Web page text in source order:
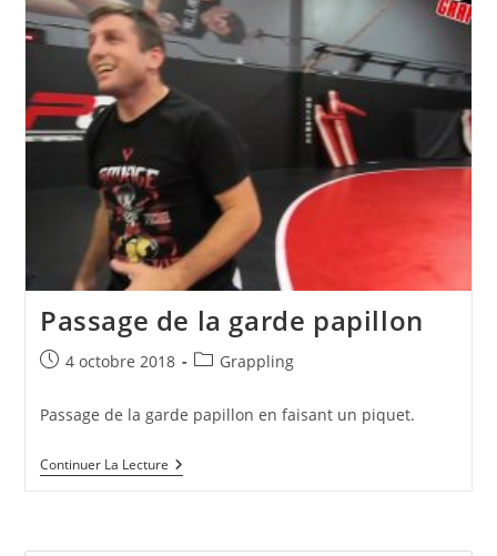
Passage de la garde papillon
Publication
4 octobre 2018
PostGrappling
Passage de la garde papillon en faisant un piquet.
Continuer La LecturePassage
De